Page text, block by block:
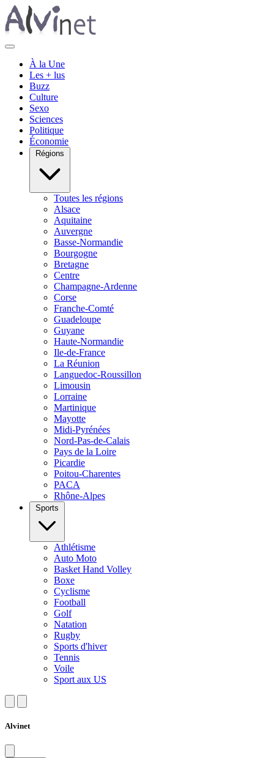
À la Une
Les + lus
Buzz
Culture
Sexo
Sciences
Politique
Économie
Régions
Toutes les régions
Alsace
Aquitaine
Auvergne
Basse-Normandie
Bourgogne
Bretagne
Centre
Champagne-Ardenne
Corse
Franche-Comté
Guadeloupe
Guyane
Haute-Normandie
Ile-de-France
La Réunion
Languedoc-Roussillon
Limousin
Lorraine
Martinique
Mayotte
Midi-Pyrénées
Nord-Pas-de-Calais
Pays de la Loire
Picardie
Poitou-Charentes
PACA
Rhône-Alpes
Sports
Athlétisme
Auto Moto
Basket Hand Volley
Boxe
Cyclisme
Football
Golf
Natation
Rugby
Sports d'hiver
Tennis
Voile
Sport aux US
Alvinet